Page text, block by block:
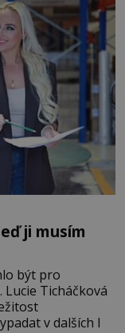
ji musím
být pro
Ticháčková
v dalších l